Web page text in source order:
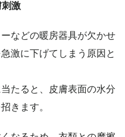
激
などの暖房器具が欠かせ
激に下げてしまう原因と
たると、皮膚表面の水分
きます。